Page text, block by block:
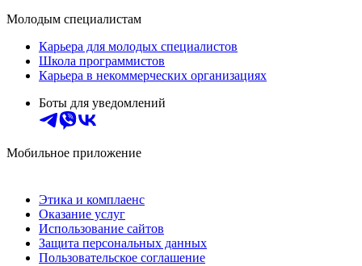
Молодым специалистам
Карьера для молодых специалистов
Школа программистов
Карьера в некоммерческих организациях
Боты для уведомлений
Мобильное приложение
Этика и комплаенс
Оказание услуг
Использование сайтов
Защита персональных данных
Пользовательское соглашение